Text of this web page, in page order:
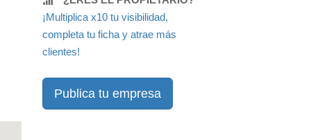
¡Multiplica x10 tu visibilidad,
completa tu ficha y atrae más
clientes!
Publica tu empresa